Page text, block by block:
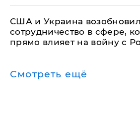
США и Украина
сотрудничество в сфере,
прямо влияет на войну с
Смотреть ещё